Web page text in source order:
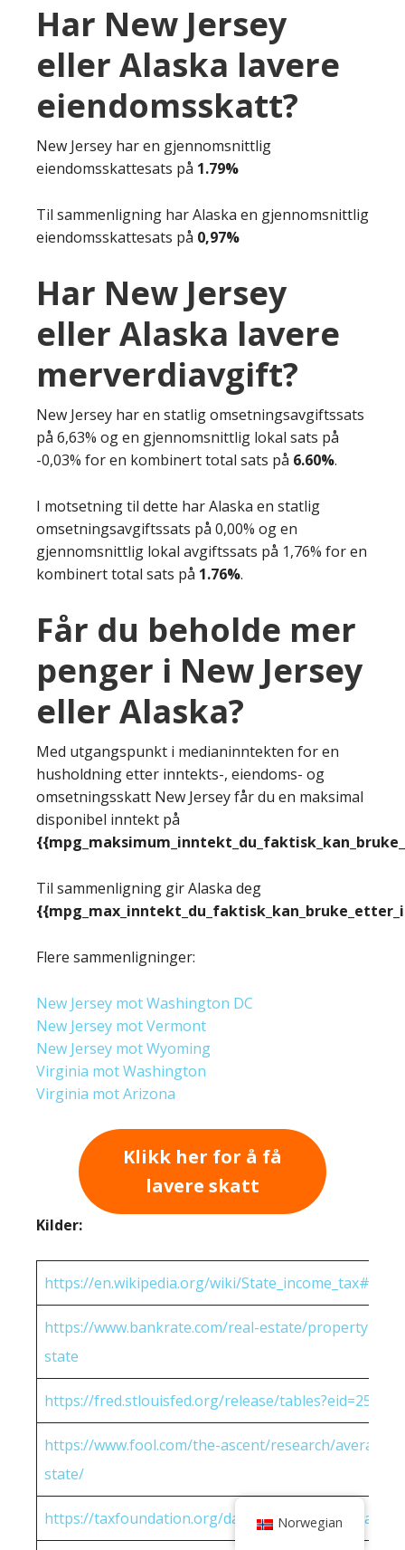
Har New Jersey
eller Alaska lavere
eiendomsskatt?
New Jersey har en gjennomsnittlig
eiendomsskattesats på 1.79%
Til sammenligning har Alaska en gjennomsnittlig
eiendomsskattesats på 0,97%
Har New Jersey
eller Alaska lavere
merverdiavgift?
New Jersey har en statlig omsetningsavgiftssats
på 6,63% og en gjennomsnittlig lokal sats på
-0,03% for en kombinert total sats på 6.60%.
I motsetning til dette har Alaska en statlig
omsetningsavgiftssats på 0,00% og en
gjennomsnittlig lokal avgiftssats på 1,76% for en
kombinert total sats på 1.76%.
Får du beholde mer
penger i New Jersey
eller Alaska?
Med utgangspunkt i medianinntekten for en
husholdning etter inntekts-, eiendoms- og
omsetningsskatt New Jersey får du en maksimal
disponibel inntekt på
Til sammenligning gir Alaska deg
Flere sammenligninger:
New Jersey mot Washington DC
New Jersey mot Vermont
New Jersey mot Wyoming
Virginia mot Washington
Virginia mot Arizona
Klikk her for å få
lavere skatt
Kilder:
https://en.wikipedia.org/wiki/
https://www.bankrate.com/real-estate/property-
state
https://fred.stlouisfed.org/release/
https://www.fool.com/the-ascent/research/average-
state/
https://taxfoundation.org/data/all/state/2022-sales-
Norwegian